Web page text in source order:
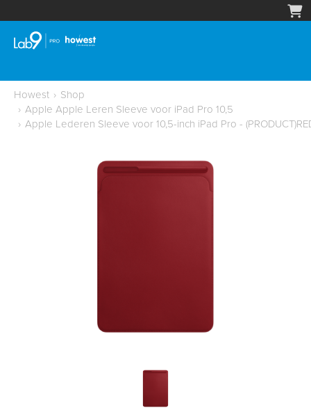
Howest › Shop
› Apple Apple Leren Sleeve voor iPad Pro 10,5
› Apple Lederen Sleeve voor 10,5-inch iPad Pro -